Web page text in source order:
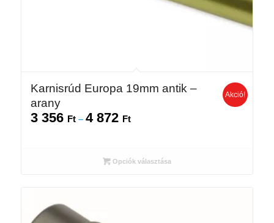
Karnisrúd Europa 19mm antik –
arany
3 356 Ft – 4 872 FtÁrtartomány:
-
Akció!
Opciók választása